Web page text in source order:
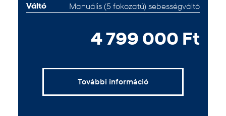
Váltó
Manuális (5 fokozatú) sebességváltó
4 799 000 Ft
További információ